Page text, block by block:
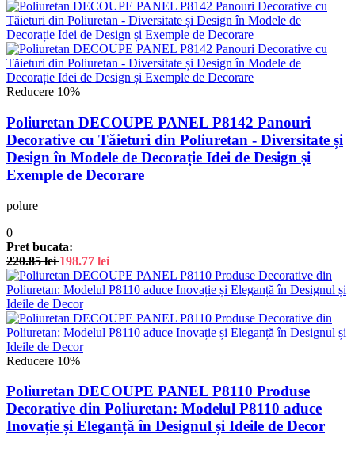
Reducere 10%
Poliuretan DECOUPE PANEL P8142 Panouri
Decorative cu Tăieturi din Poliuretan - Diversitate și
Design în Modele de Decorație Idei de Design și
Exemple de Decorare
polure
0
Pret bucata:
220.85lei 198.77 lei
Reducere 10%
Poliuretan DECOUPE PANEL P8110 Produse
Decorative din Poliuretan: Modelul P8110 aduce
Inovație și Eleganță în Designul și Ideile de Decor